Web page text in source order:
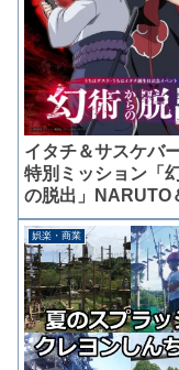
イタチ＆サスケバ
特別ミッション「
の脱出」NARUTO
BORUTO忍里
娯楽・商業